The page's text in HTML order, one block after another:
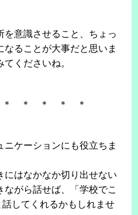
を意識させること、ちょっ
ることが大事だと思いま
くださいね。
＊ ＊ ＊ ＊
ケーションにも役立ちま
にはなかなか切り出せない
がら話せば、「学校でこ
してくれるかもしれませ